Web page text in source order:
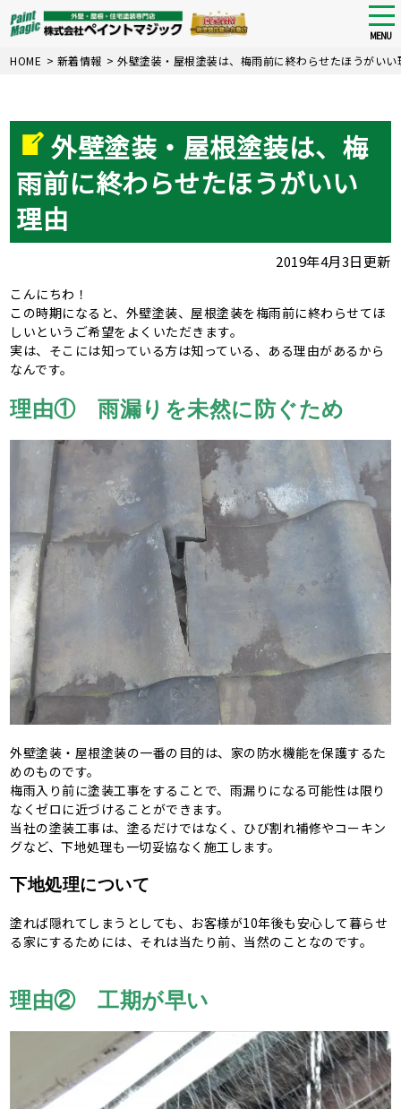
Skip
MENU
HOME > 新着情報 >外壁塗装・屋根塗装は、梅雨前に終わらせたほうがいい
外壁塗装・屋根塗装は、梅
雨前に終わらせたほうがいい
理由
2019年4月3日更新
こんにちわ！
この時期になると、外壁塗装、屋根塗装を梅雨前に終わらせてほ
しいというご希望をよくいただきます。
実は、そこには知っている方は知っている、ある理由があるから
なんです。
理由① 雨漏りを未然に防ぐため
外壁塗装・屋根塗装の一番の目的は、家の防水機能を保護するた
めのものです。
梅雨入り前に塗装工事をすることで、雨漏りになる可能性は限り
なくゼロに近づけることができます。
当社の塗装工事は、塗るだけではなく、ひび割れ補修やコーキン
グなど、下地処理も一切妥協なく施工します。
下地処理について
塗れば隠れてしまうとしても、お客様が10年後も安心して暮らせ
る家にするためには、それは当たり前、当然のことなのです。
理由② 工期が早い